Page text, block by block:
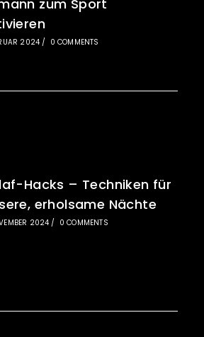
zum Sport
2024 / 0 COMMENTS
Hacks – Techniken für
erholsame Nächte
2024 / 0 COMMENTS